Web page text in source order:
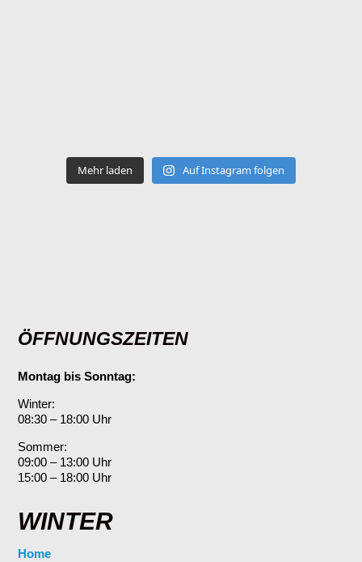
Mehr laden Auf Instagram folgen
ÖFFNUNGSZEITEN
Montag bis Sonntag:
Winter:
08:30 – 18:00 Uhr
Sommer:
09:00 – 13:00 Uhr
15:00 – 18:00 Uhr
WINTER
Home